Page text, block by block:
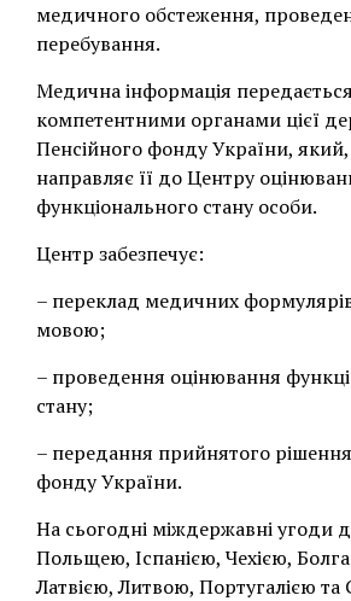
медичного обстеження,
перебування.
Медична інформація передається
компетентними органами цієї
Пенсійного фонду України,
направляє її до Центру
функціонального стану особи.
Центр забезпечує:
– переклад медичних
мовою;
– проведення оцінювання
стану;
– передання прийнятого
фонду України.
На сьогодні міждержавні угоди
Польщею, Іспанією, Чехією,
Латвією, Литвою, Португалією